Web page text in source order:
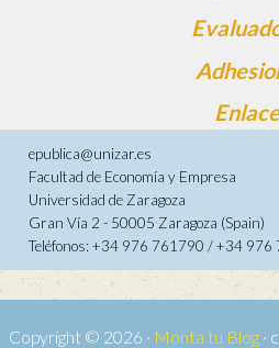
epublica@unizar.es
Facultad de Economía y Empresa
Universidad de Zaragoza
Gran Vía 2 - 50005 Zaragoza (Spain)
Teléfonos: +34 976 761790 / +34 976
Copyright © 2026 · Monta tu Blog·